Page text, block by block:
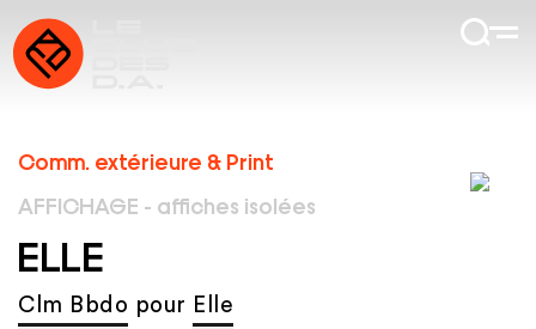
Comm. extérieure & Print
AFFICHAGE - affiches isolées
ELLE
Clm Bbdo pour Elle